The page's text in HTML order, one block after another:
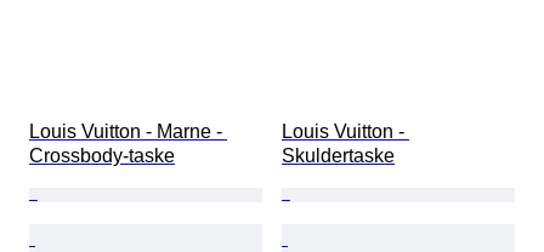
Louis Vuitton - Marne -
Crossbody-taske
Louis Vuitton -
Skuldertaske